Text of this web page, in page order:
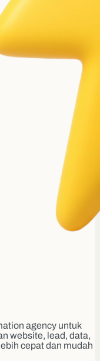
agency untuk
website, lead, data,
cepat dan mudah